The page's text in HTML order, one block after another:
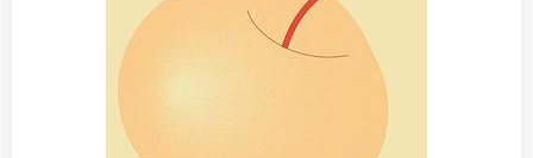
登录密码
记住登录 找回密码 免密登录